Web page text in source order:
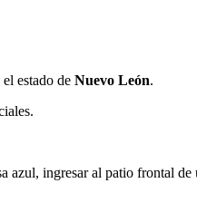
el estado de Nuevo León.
azul, ingresar al patio frontal de